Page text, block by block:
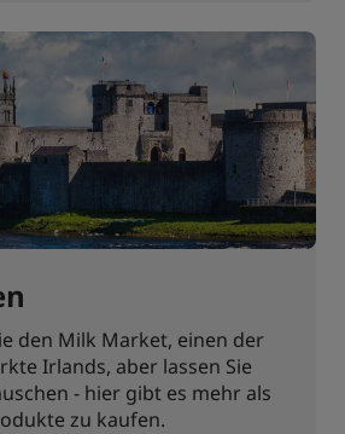
den Milk Market, einen der
Irlands, aber lassen Sie
- hier gibt es mehr als
zu kaufen.